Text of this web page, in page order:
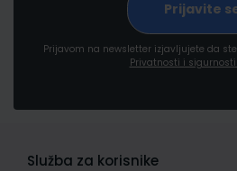
Prijavom na newsletter izjavljujete da
Privatnosti i
Služba za korisnike